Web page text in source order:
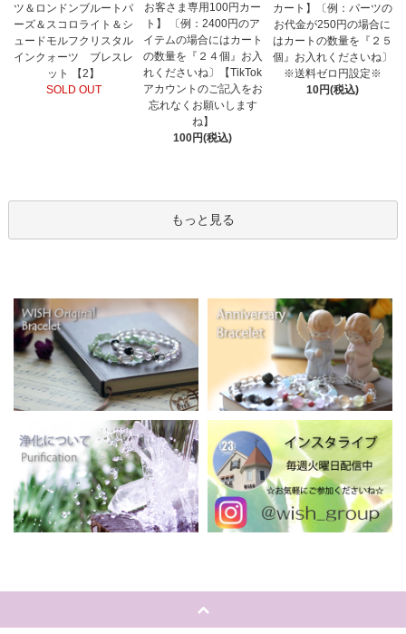
ツ＆ロンドンブルートパ
ーズ＆スコロライト＆シ
ュードモルフクリスタル
インクォーツ ブレスレ
ット 【2】
SOLD OUT
お客さま専用100円カー
ト】 〔例：2400円のア
イテムの場合にはカート
の数量を『２４個』お入
れくださいね〕【TikTok
アカウントのご記入をお
忘れなくお願いします
ね】
100円(税込)
カート】〔例：パーツの
お代金が250円の場合に
はカートの数量を『２５
個』お入れくださいね〕
※送料ゼロ円設定※
10円(税込)
もっと見る